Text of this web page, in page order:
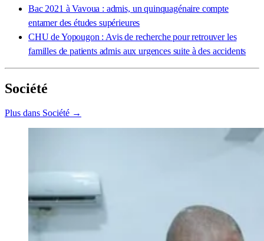
Bac 2021 à Vavoua : admis, un quinquagénaire compte
entamer des études supérieures
CHU de Yopougon : Avis de recherche pour retrouver les
familles de patients admis aux urgences suite à des accidents
Société
Plus dans Société →